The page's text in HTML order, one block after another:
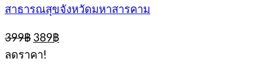
สาธารณสุขจังหวัดมหาสารคาม
399฿ Original
price
was:
389฿Current
ลดราคา!